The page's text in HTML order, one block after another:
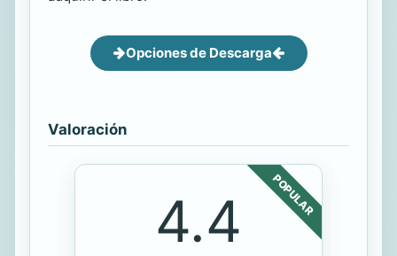
Opciones de Descarga
Valoración
POPULAR
4.4